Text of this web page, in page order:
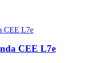
CEE L7e